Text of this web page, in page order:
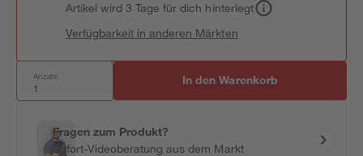
Artikel wird 3 Tage für dich hinterlegt
Verfügbarkeit in anderen Märkten
Anzahl: In den Warenkorb
Fragen zum Produkt?
Sofort-Videoberatung aus dem Markt